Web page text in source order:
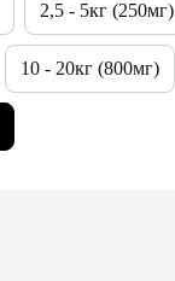
2,5 - 5кг (250мг)
10 - 20кг (800мг)